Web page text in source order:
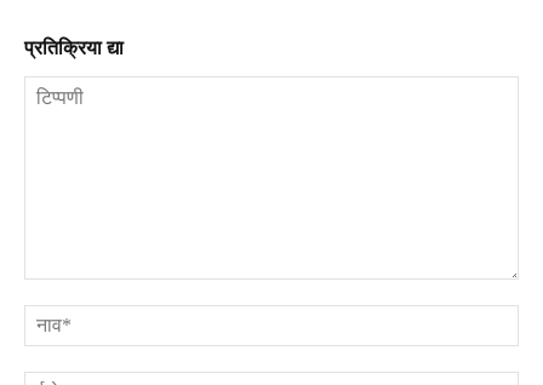
प्रतिक्रिया द्या